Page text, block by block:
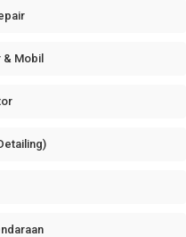
Mobil